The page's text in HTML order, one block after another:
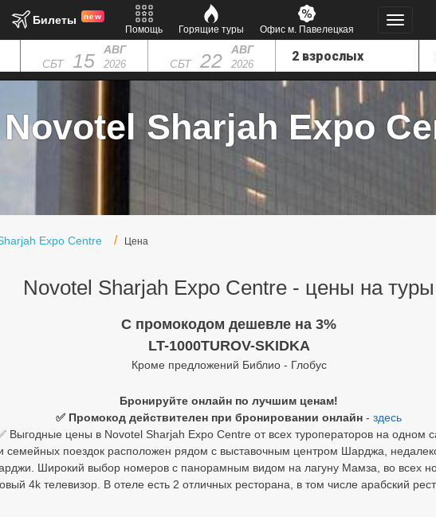
Билеты new
Помощь Горящие туры Офис м. Павелецкая
СБТ 15 АВГ
2026 СБТ 22 АВГ
2026
Sharjah Expo
Expo Centre Цена
Novotel Sharjah Expo Centre - цены на туры
C промокодом дешевле на 3%
LT-1000TUROV-SKIDKA
Кроме предложений Библио - Глобус
Бронируйте онлайн по лучшим ценам!
✅ Промокод действителен при бронировании онлайн - здесь
Выгодные цены в Novotel Sharjah Expo Centre от всех туроператоров на одном
семейных поездок расположен рядом с выставочным центром Шарджа,
Широкий выбор номеров с панорамным видом на лагуну Мамза, во всех
4k телевизор. В отеле есть 2 отличных ресторана, в том числе арабский